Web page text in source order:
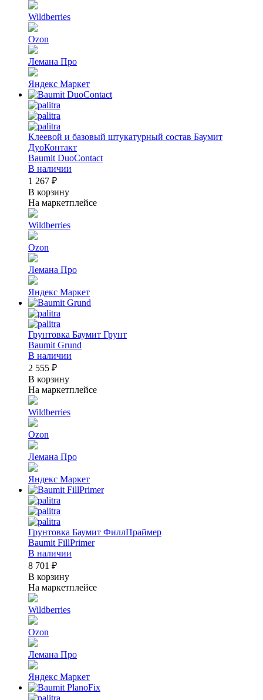
Wildberries
Ozon
Лемана Про
Яндекс Маркет
Клеевой и базовый штукатурный состав Баумит
ДуоКонтакт
Baumit DuoContact
В наличии
1 267 ₽
В корзину
На маркетплейсе
Wildberries
Ozon
Лемана Про
Яндекс Маркет
Грунтовка Баумит Грунт
Baumit Grund
В наличии
2 555 ₽
В корзину
На маркетплейсе
Wildberries
Ozon
Лемана Про
Яндекс Маркет
Грунтовка Баумит ФиллПраймер
Baumit FillPrimer
В наличии
8 701 ₽
В корзину
На маркетплейсе
Wildberries
Ozon
Лемана Про
Яндекс Маркет